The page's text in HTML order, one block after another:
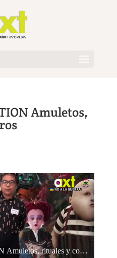
Amuletos,